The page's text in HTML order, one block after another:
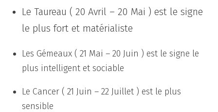
Le Taureau ( 20 Avril – 20 Mai ) est le signe
le plus fort et matérialiste
Les Gémeaux ( 21 Mai – 20 Juin ) est le signe le
plus intelligent et sociable
Le Cancer ( 21 Juin – 22 Juillet ) est le plus
sensible